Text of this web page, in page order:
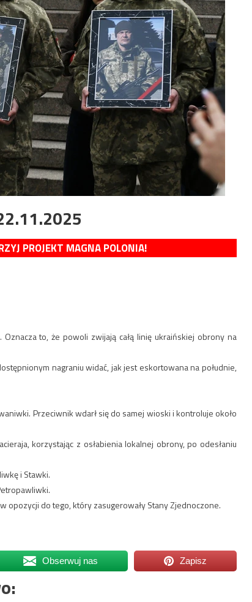
PROJEKT MAGNA POLONIA!
to, że powoli zwijają całą linię ukraińskiej obrony na
nagraniu widać, jak jest eskortowana na południe,
Przeciwnik wdarł się do samej wioski i kontroluje około
korzystając z osłabienia lokalnej obrony, po odesłaniu
i Stawki.
do tego, który zasugerowały Stany Zjednoczone.
Obserwuj nas Zapisz